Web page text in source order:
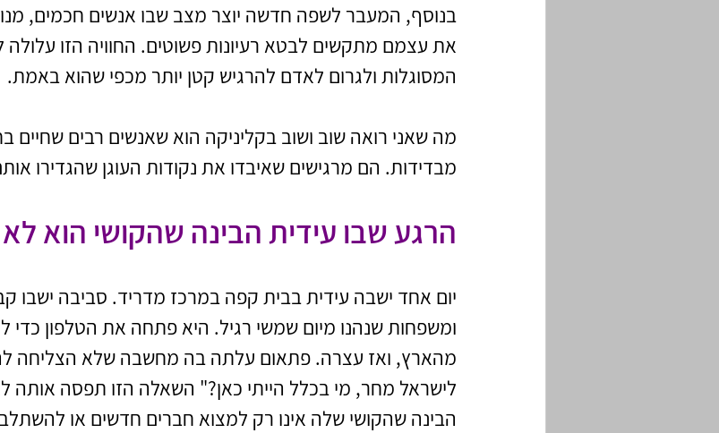
בנוסף, המעבר לשפה חדשה יוצר מצב שבו אנשים חכמים,
את עצמם מתקשים לבטא רעיונות פשוטים. החוויה הזו
המסוגלות ולגרום לאדם להרגיש קטן יותר מכפי שהוא באמת.
מה שאני רואה שוב ושוב בקליניקה הוא שאנשים רבים שחיים
מבדידות. הם מרגישים שאיבדו את נקודות העוגן שהגדירו
הרגע שבו עידית הבינה שהקושי הוא
יום אחד ישבה עידית בבית קפה במרכז מדריד. סביבה ישבו
ומשפחות שנהנו מיום שמשי רגיל. היא פתחה את הטלפון
מהארץ, ואז עצרה. פתאום עלתה בה מחשבה שלא הצליחה
לישראל מחר, מי בכלל הייתי כאן?" השאלה הזו תפסה אותה
הבינה שהקושי שלה אינו רק למצוא חברים חדשים או